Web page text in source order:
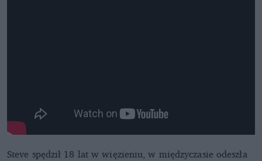
Steve spędził 18 lat w więzieniu, w międzyczasie odeszła